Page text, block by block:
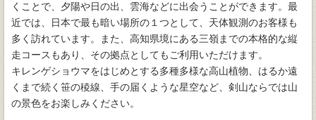
くことで、夕陽や日の出、雲海などに出会うことができます。最
近では、日本で最も暗い場所の１つとして、天体観測のお客様も
多く訪れています。また、高知県境にある三嶺までの本格的な縦
走コースもあり、その拠点としてもご利用いただけます。
キレンゲショウマをはじめとする多種多様な高山植物、はるか遠
くまで続く笹の稜線、手の届くような星空など、剣山ならでは山
の景色をお楽しみください。